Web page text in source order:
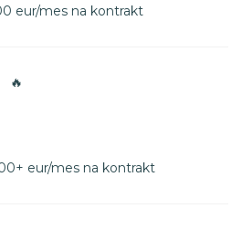
eur/mes na kontrakt
🔥
eur/mes na kontrakt